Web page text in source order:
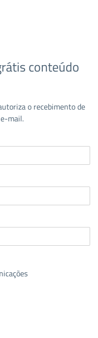
conteúdo
o recebimento de
mail.